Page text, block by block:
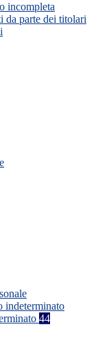
incompleta
da parte dei titolari
indeterminato
44